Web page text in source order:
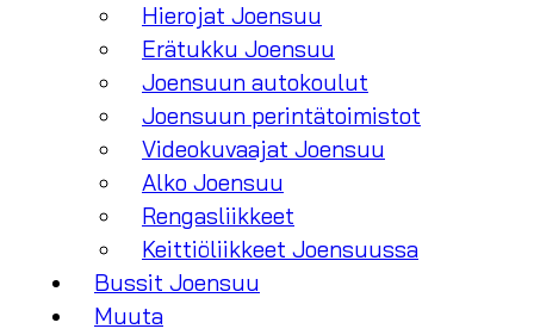
Hierojat Joensuu
Erätukku Joensuu
Joensuun autokoulut
Joensuun perintätoimistot
Videokuvaajat Joensuu
Alko Joensuu
Rengasliikkeet
Keittiöliikkeet Joensuussa
Bussit Joensuu
Muuta